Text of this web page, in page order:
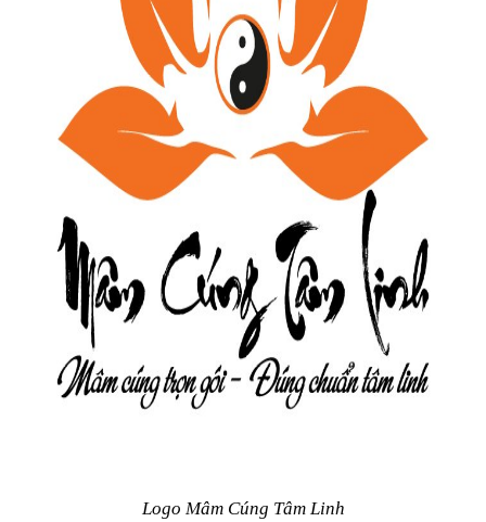
Logo Mâm Cúng Tâm Linh